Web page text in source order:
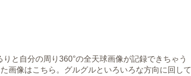
と自分の周り360°の全天球画像が記録できちゃう
画像はこちら。グルグルといろいろな方向に回して